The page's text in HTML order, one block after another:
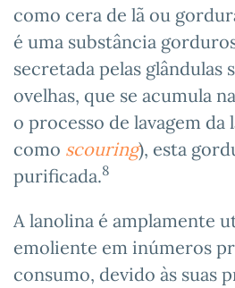
como cera de lã ou
é uma substância
secretada pelas glândulas
ovelhas, que se acumula
o processo de lavagem da
como scouring), esta
purificada.8
A lanolina é amplamente
emoliente em inúmeros
consumo, devido às suas